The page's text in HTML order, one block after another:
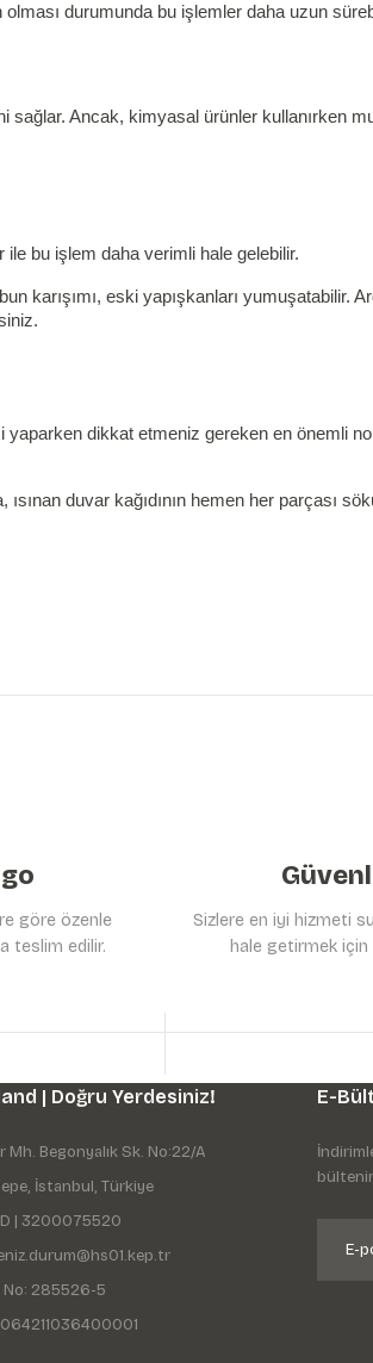
olması durumunda bu işlemler daha uzun
Ancak, kimyasal ürünler kullanırken
ile bu işlem daha verimli hale gelebilir.
karışımı, eski yapışkanları yumuşatabilir.
dikkat etmeniz gereken en önemli
duvar kağıdının hemen her parçası
göre özenle
teslim edilir.
Sizlere en iyi hizmeti
hale getirmek için
| Doğru Yerdesiniz!
Mh. Begonyalık Sk. No:22/A
İstanbul, Türkiye
| 3200075520
No: 285526-5
E-